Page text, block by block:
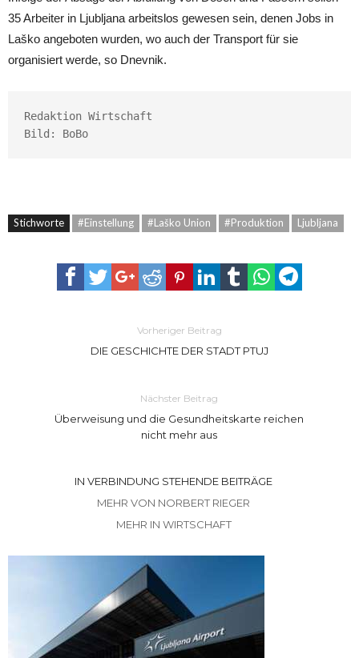
35 Arbeiter in Ljubljana arbeitslos gewesen sein, denen Jobs in
Laško angeboten wurden, wo auch der Transport für sie
organisiert werde, so Dnevnik.
Redaktion Wirtschaft
Bild: BoBo
Stichworte #Einstellung #Laško Union #Produktion Ljubljana
Vorheriger Beitrag
DIE GESCHICHTE DER STADT PTUJ
Nächster Beitrag
Überweisung und die Gesundheitskarte reichen
nicht mehr aus
IN VERBINDUNG STEHENDE BEITRÄGE
MEHR VON NORBERT RIEGER
MEHR IN WIRTSCHAFT